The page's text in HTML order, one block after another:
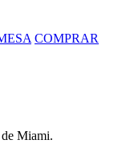
COMPRAR
Miami.